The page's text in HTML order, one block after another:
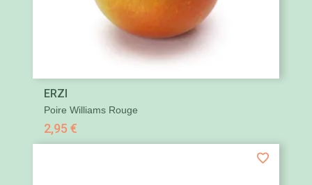
ERZI
Poire Williams Rouge
2,95 €